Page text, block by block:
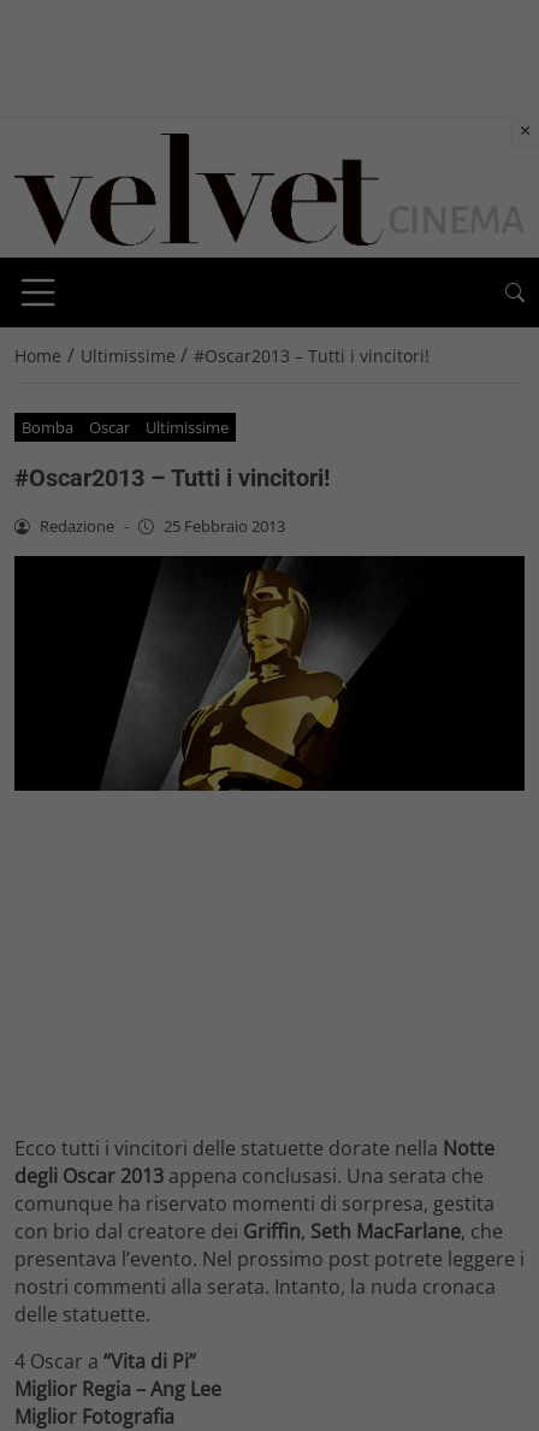
Home / Ultimissime / #Oscar2013 – Tutti i vincitori!
Bomba Oscar Ultimissime
#Oscar2013 – Tutti i vincitori!
Redazione - 25 Febbraio 2013
Ecco tutti i vincitori delle statuette dorate nella Notte
degli Oscar 2013 appena conclusasi. Una serata che
comunque ha riservato momenti di sorpresa, gestita
con brio dal creatore dei Griffin, Seth MacFarlane, che
presentava l’evento. Nel prossimo post potrete leggere i
nostri commenti alla serata. Intanto, la nuda cronaca
delle statuette.
4 Oscar a “Vita di Pi”
Miglior Regia – Ang Lee
Miglior Fotografia
×